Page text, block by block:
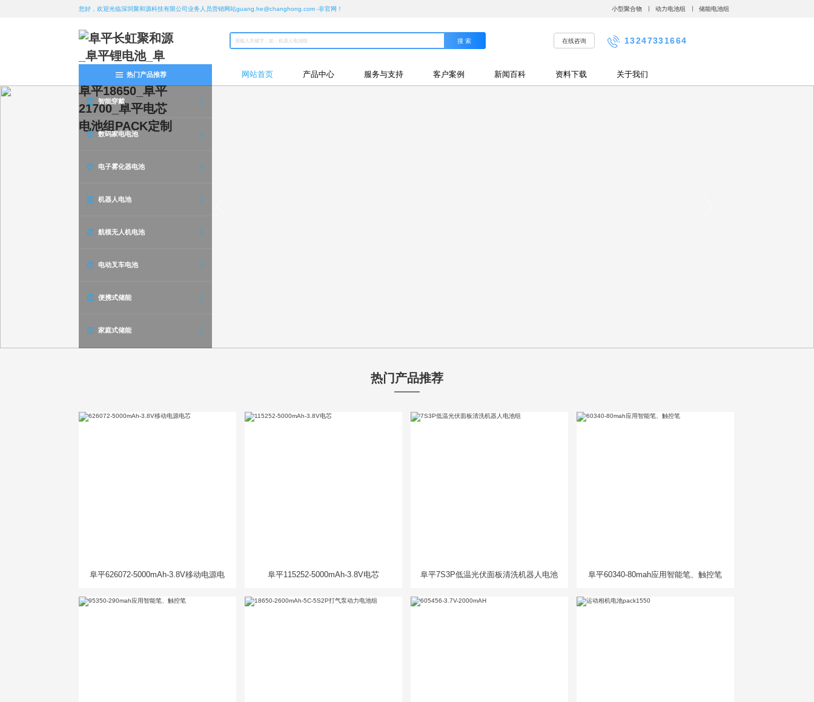
您好，欢迎光临深圳聚和源科技有限公司业务人员营销网站guang.he@changhong.com -非官网！ 小型聚合物 动力电池组 储能电池组
在线咨询 13247331664
热门产品推荐
智能穿戴
数码家电电池
电子雾化器电池
机器人电池
航模无人机电池
电动叉车电池
便携式储能
家庭式储能
网站首页 产品中心 服务与支持 客户案例 新闻百科 资料下载 关于我们
热门产品推荐
阜平626072-5000mAh-3.8V移动电源电
阜平115252-5000mAh-3.8V电芯
阜平7S3P低温光伏面板清洗机器人电池
阜平60340-80mah应用智能笔、触控笔